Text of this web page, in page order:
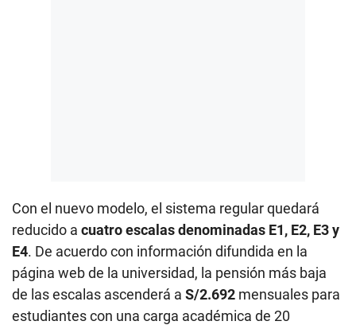
Con el nuevo modelo, el sistema regular quedará
reducido a cuatro escalas denominadas E1, E2, E3 y
E4. De acuerdo con información difundida en la
página web de la universidad, la pensión más baja
de las escalas ascenderá a S/2.692 mensuales para
estudiantes con una carga académica de 20